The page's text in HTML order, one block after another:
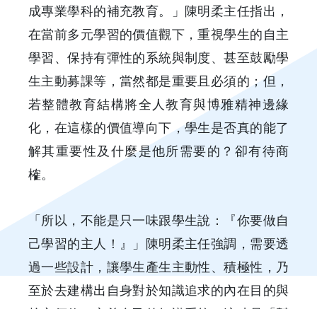
成專業學科的補充教育。」陳明柔主任指出，
在當前多元學習的價值觀下，重視學生的自主
學習、保持有彈性的系統與制度、甚至鼓勵學
生主動募課等，當然都是重要且必須的；但，
若整體教育結構將全人教育與博雅精神邊緣
化，在這樣的價值導向下，學生是否真的能了
解其重要性及什麼是他所需要的？卻有待商
榷。
「所以，不能是只一味跟學生說：『你要做自
己學習的主人！』」陳明柔主任強調，需要透
過一些設計，讓學生產生主動性、積極性，乃
至於去建構出自身對於知識追求的內在目的與